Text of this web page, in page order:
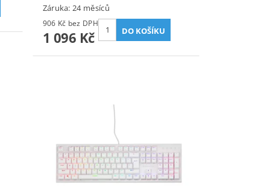
Záruka: 24 měsíců
906 Kč bez DPH
1 096 Kč